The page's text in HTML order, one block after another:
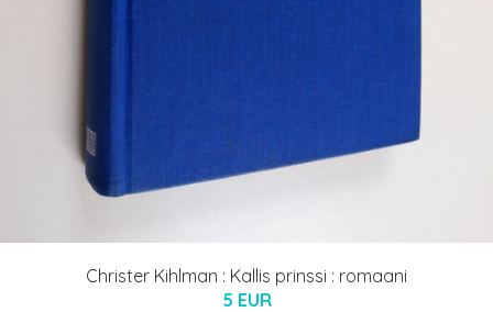
Christer Kihlman : Kallis prinssi : romaani
5 EUR